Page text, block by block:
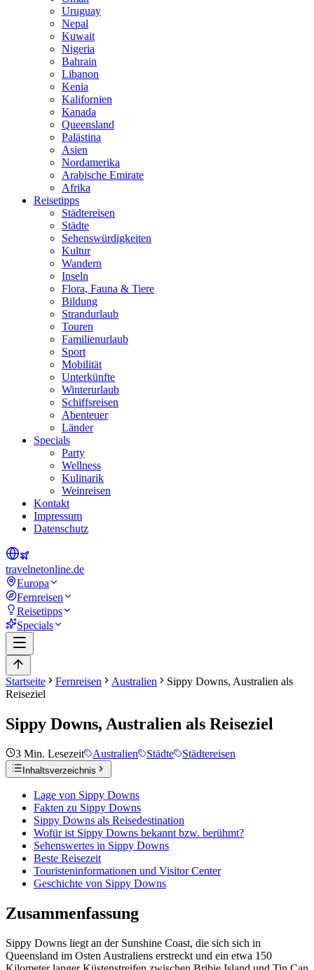
Uruguay
Nepal
Kuwait
Nigeria
Bahrain
Libanon
Kenia
Kalifornien
Kanada
Queensland
Palästina
Asien
Nordamerika
Arabische Emirate
Afrika
Reisetipps
Städtereisen
Städte
Sehenswürdigkeiten
Kultur
Wandern
Inseln
Flora, Fauna & Tiere
Bildung
Strandurlaub
Touren
Familienurlaub
Sport
Mobilität
Unterkünfte
Winterurlaub
Schiffsreisen
Abenteuer
Länder
Specials
Party
Wellness
Kulinarik
Weinreisen
Kontakt
Impressum
Datenschutz
travelnetonline.de
Europa
Fernreisen
Reisetipps
Specials
Startseite Fernreisen Australien
Sippy Downs, Australien als
Reiseziel
Sippy Downs, Australien als Reiseziel
3 Min. Lesezeit Australien Städte Städtereisen
Inhaltsverzeichnis
Lage von Sippy Downs
Fakten zu Sippy Downs
Sippy Downs als Reisedestination
Wofür ist Sippy Downs bekannt bzw. berühmt?
Sehenswertes in Sippy Downs
Beste Reisezeit
Touristeninformationen und Visitor Center
Geschichte von Sippy Downs
Zusammenfassung
Sippy Downs liegt an der Sunshine Coast, die sich sich in
Queensland im Osten Australiens erstreckt und ein etwa 150